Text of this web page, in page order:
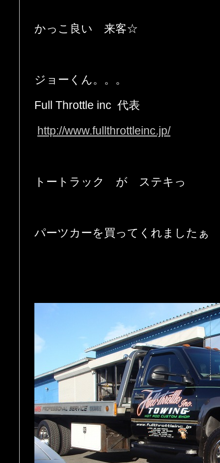
かっこ良い 来客☆
ジョーくん。。。
Full Throttle inc 代表
http://www.fullthrottleinc.jp/
トートラック が ステキっ
パーツカーを買ってくれましたぁ